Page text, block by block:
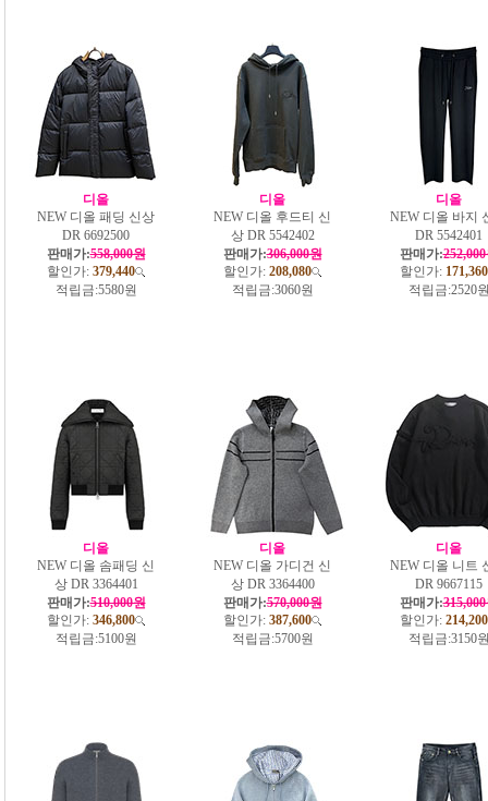
디올
NEW 디올 패딩 신상
DR 6692500
판매가:558,000원
할인가: 379,440
적립금:5580원
디올
NEW 디올 후드티 신
상 DR 5542402
판매가:306,000원
할인가: 208,080
적립금:3060원
디올
NEW 디올 바지
DR 5542401
판매가:
할인가: 171,360
적립금:2520
디올
NEW 디올 솜패딩 신
상 DR 3364401
판매가:510,000원
할인가: 346,800
적립금:5100원
디올
NEW 디올 가디건 신
상 DR 3364400
판매가:570,000원
할인가: 387,600
적립금:5700원
디올
NEW 디올 니트
DR 9667115
판매가:
할인가: 214,200
적립금:3150